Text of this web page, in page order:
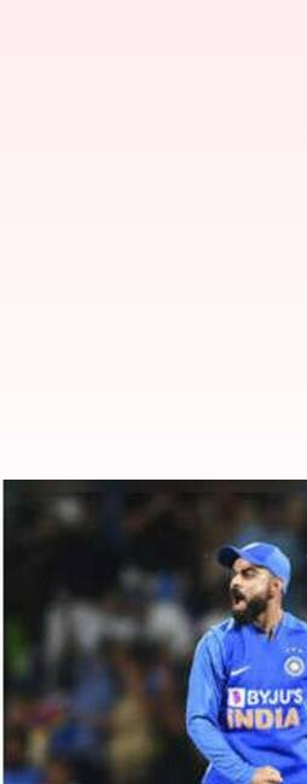
శ్రీలంకతో జరిగే
Jan 09, 2023
ఈ వార్తాకథనం ఏంటి
భారత్, శ్రీలంక మధ్య జనవరి
ముఖ్యంగా సీనియర్
ప్లేయింగ్ ఎలెవన్ పై ఆసక్తి
గౌహతి పిచ్ బ్యాటింగ్ కు